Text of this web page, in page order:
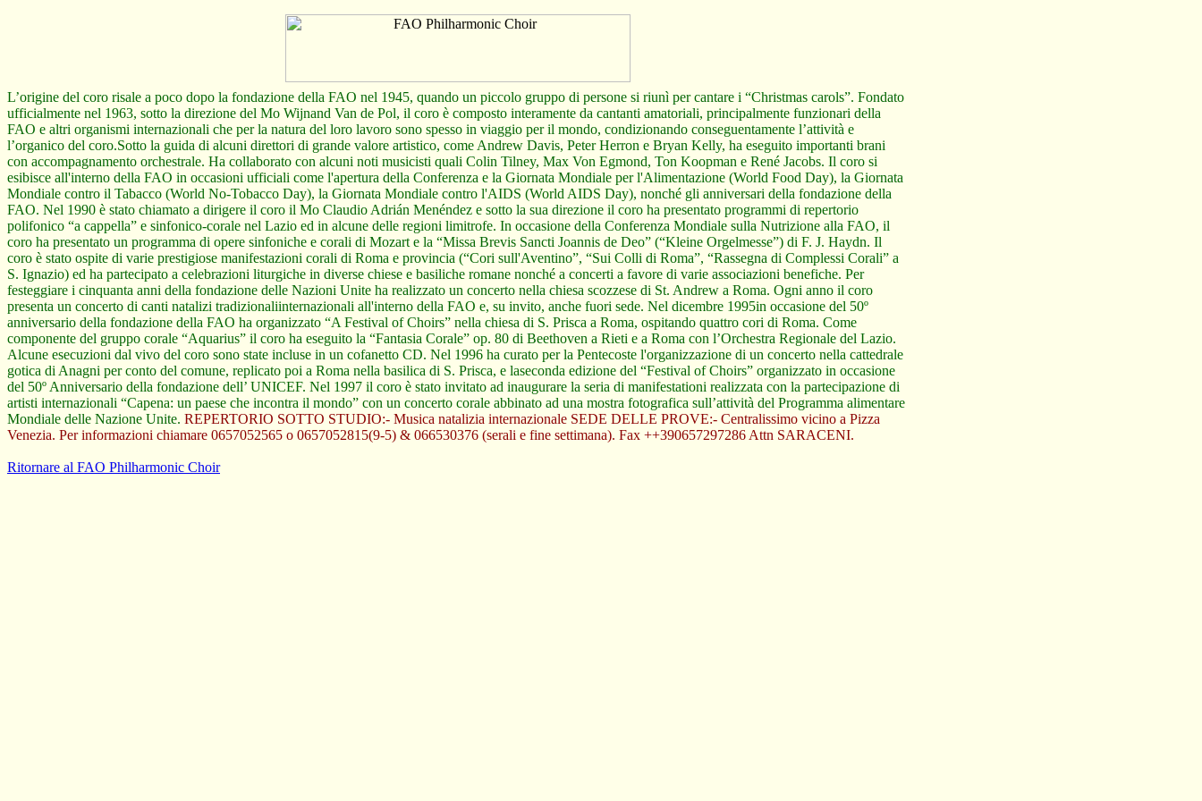
L’origine del coro risale a poco dopo la fondazione della FAO nel 1945, quando un piccolo gruppo di persone si riunì per cantare i “Christmas carols”. Fondato
ufficialmente nel 1963, sotto la direzione del Mo Wijnand Van de Pol, il coro è composto interamente da cantanti amatoriali, principalmente funzionari della
FAO e altri organismi internazionali che per la natura del loro lavoro sono spesso in viaggio per il mondo, condizionando conseguentamente l’attività e
l’organico del coro.Sotto la guida di alcuni direttori di grande valore artistico, come Andrew Davis, Peter Herron e Bryan Kelly, ha eseguito importanti brani
con accompagnamento orchestrale. Ha collaborato con alcuni noti musicisti quali Colin Tilney, Max Von Egmond, Ton Koopman e René Jacobs. Il coro si
esibisce all'interno della FAO in occasioni ufficiali come l'apertura della Conferenza e la Giornata Mondiale per l'Alimentazione (World Food Day), la Giornata
Mondiale contro il Tabacco (World No-Tobacco Day), la Giornata Mondiale contro l'AIDS (World AIDS Day), nonché gli anniversari della fondazione della
FAO. Nel 1990 è stato chiamato a dirigere il coro il Mo Claudio Adrián Menéndez e sotto la sua direzione il coro ha presentato programmi di repertorio
polifonico “a cappella” e sinfonico-corale nel Lazio ed in alcune delle regioni limitrofe. In occasione della Conferenza Mondiale sulla Nutrizione alla FAO, il
coro ha presentato un programma di opere sinfoniche e corali di Mozart e la “Missa Brevis Sancti Joannis de Deo” (“Kleine Orgelmesse”) di F. J. Haydn. Il
coro è stato ospite di varie prestigiose manifestazioni corali di Roma e provincia (“Cori sull'Aventino”, “Sui Colli di Roma”, “Rassegna di Complessi Corali” a
S. Ignazio) ed ha partecipato a celebrazioni liturgiche in diverse chiese e basiliche romane nonché a concerti a favore di varie associazioni benefiche. Per
festeggiare i cinquanta anni della fondazione delle Nazioni Unite ha realizzato un concerto nella chiesa scozzese di St. Andrew a Roma. Ogni anno il coro
presenta un concerto di canti natalizi tradizionaliinternazionali all'interno della FAO e, su invito, anche fuori sede. Nel dicembre 1995in occasione del 50º
anniversario della fondazione della FAO ha organizzato “A Festival of Choirs” nella chiesa di S. Prisca a Roma, ospitando quattro cori di Roma. Come
componente del gruppo corale “Aquarius” il coro ha eseguito la “Fantasia Corale” op. 80 di Beethoven a Rieti e a Roma con l’Orchestra Regionale del Lazio.
Alcune esecuzioni dal vivo del coro sono state incluse in un cofanetto CD. Nel 1996 ha curato per la Pentecoste l'organizzazione di un concerto nella cattedrale
gotica di Anagni per conto del comune, replicato poi a Roma nella basilica di S. Prisca, e laseconda edizione del “Festival of Choirs” organizzato in occasione
del 50º Anniversario della fondazione dell’ UNICEF. Nel 1997 il coro è stato invitato ad inaugurare la seria di manifestationi realizzata con la partecipazione di
artisti internazionali “Capena: un paese che incontra il mondo” con un concerto corale abbinato ad una mostra fotografica sull’attività del Programma alimentare
Mondiale delle Nazione Unite. REPERTORIO SOTTO STUDIO:- Musica natalizia internazionale SEDE DELLE PROVE:- Centralissimo vicino a Pizza
Venezia. Per informazioni chiamare 0657052565 o 0657052815(9-5) & 066530376 (serali e fine settimana). Fax ++390657297286 Attn SARACENI.
Ritornare al FAO Philharmonic Choir